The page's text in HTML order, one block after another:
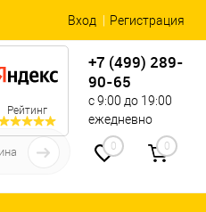
Вход Регистрация
Рейтинг
+7 (499) 289-
90-65
с 9:00 до 19:00
ежедневно
0 0